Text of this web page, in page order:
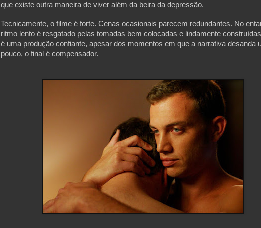
que existe outra maneira de viver além da beira da depressão.
Tecnicamente, o filme é forte. Cenas ocasionais parecem redundantes. No
ritmo lento é resgatado pelas tomadas bem colocadas e lindamente
é uma produção confiante, apesar dos momentos em que a narrativa desanda
pouco, o final é compensador.